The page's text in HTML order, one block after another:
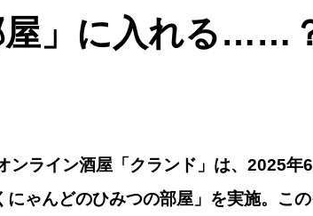
屋」に入れる……
ライン酒屋「クランド」は、2025年
にゃんどのひみつの部屋」を実施。こ